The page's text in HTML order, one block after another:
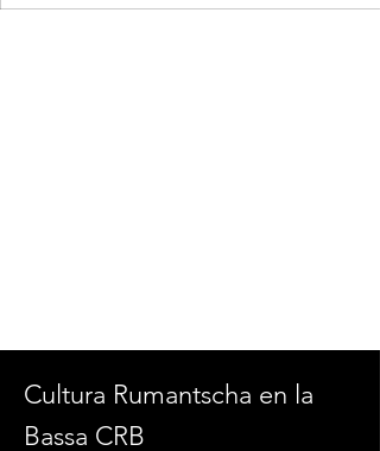
Cultura Rumantscha en la
Bassa CRB